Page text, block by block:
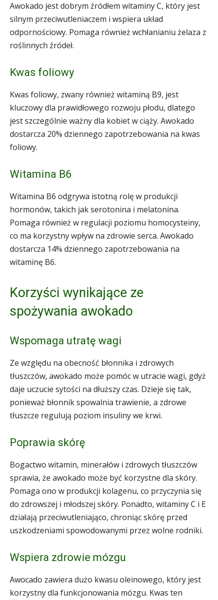
Awokado jest dobrym źródłem witaminy C, który jest
silnym przeciwutleniaczem i wspiera układ
odpornościowy. Pomaga również wchłanianiu żelaza z
roślinnych źródeł.
Kwas foliowy
Kwas foliowy, zwany również witaminą B9, jest
kluczowy dla prawidłowego rozwoju płodu, dlatego
jest szczególnie ważny dla kobiet w ciąży. Awokado
dostarcza 20% dziennego zapotrzebowania na kwas
foliowy.
Witamina B6
Witamina B6 odgrywa istotną rolę w produkcji
hormonów, takich jak serotonina i melatonina.
Pomaga również w regulacji poziomu homocysteiny,
co ma korzystny wpływ na zdrowie serca. Awokado
dostarcza 14% dziennego zapotrzebowania na
witaminę B6.
Korzyści wynikające ze
spożywania awokado
Wspomaga utratę wagi
Ze względu na obecność błonnika i zdrowych
tłuszczów, awokado może pomóc w utracie wagi, gdyż
daje uczucie sytości na dłuższy czas. Dzieje się tak,
ponieważ błonnik spowalnia trawienie, a zdrowe
tłuszcze regulują poziom insuliny we krwi.
Poprawia skórę
Bogactwo witamin, minerałów i zdrowych tłuszczów
sprawia, że awokado może być korzystne dla skóry.
Pomaga ono w produkcji kolagenu, co przyczynia się
do zdrowszej i młodszej skóry. Ponadto, witaminy C i E
działają przeciwutleniająco, chroniąc skórę przed
uszkodzeniami spowodowanymi przez wolne rodniki.
Wspiera zdrowie mózgu
Awocado zawiera dużo kwasu oleinowego, który jest
korzystny dla funkcjonowania mózgu. Kwas ten